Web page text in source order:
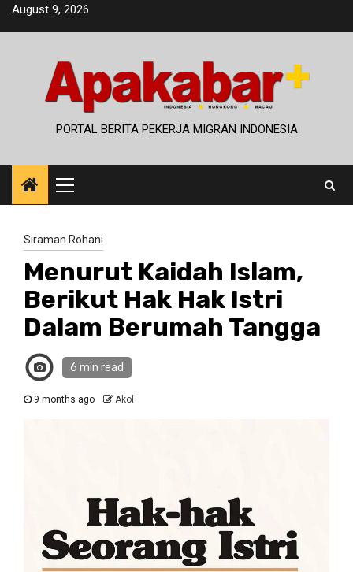
SkipAugust 9, 2026
PORTAL BERITA PEKERJA MIGRAN INDONESIA
Primary
Menu
Siraman Rohani
Menurut Kaidah Islam,
Berikut Hak Hak Istri
Dalam Berumah Tangga
6 min read
9 months ago Akol